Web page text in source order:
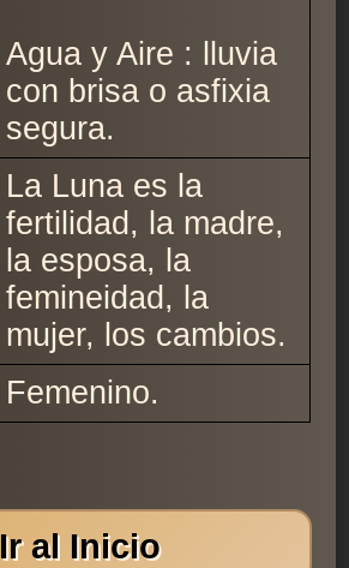
Agua y Aire : lluvia
con brisa o asfixia
segura.
La Luna es la
fertilidad, la madre,
la esposa, la
femineidad, la
mujer, los cambios.
Femenino.
Ir al Inicio